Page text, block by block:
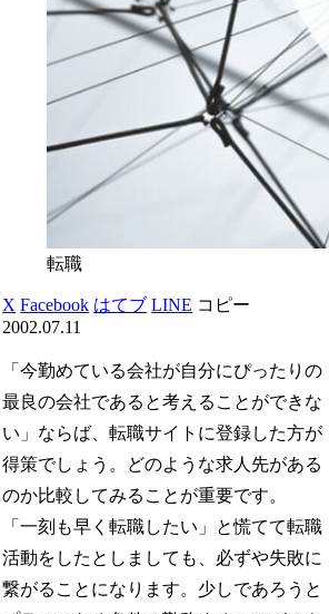
転職
X Facebook はてブ LINE コピー
2002.07.11
「今勤めている会社が自分にぴったりの
最良の会社であると考えることができな
い」ならば、転職サイトに登録した方が
得策でしょう。どのような求人先がある
のか比較してみることが重要です。
「一刻も早く転職したい」と慌てて転職
活動をしたとしましても、必ずや失敗に
繋がることになります。少しであろうと